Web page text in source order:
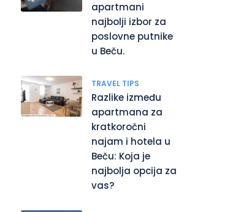
apartmani
najbolji izbor za
poslovne putnike
u Beču.
TRAVEL TIPS
Razlike između
apartmana za
kratkoročni
najam i hotela u
Beču: Koja je
najbolja opcija za
vas?